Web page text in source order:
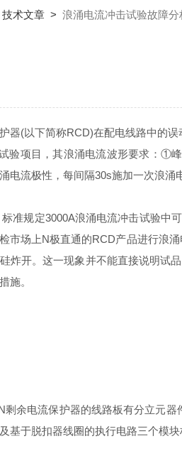
技术文章 > 浪涌电流冲击试验故障
(以下简称RCD)在配电线路中的误
验项目，其浪涌电流波形要求：①
电流极性，每间隔30s施加一次浪涌
规定3000A浪涌电流冲击试验中可
市场上N极直通的RCD产品进行浪
炸开。这一现象并不能直接说明试
施。
电流保护器的线路板有分立元器
基于脱扣器线圈的执行电路三个模